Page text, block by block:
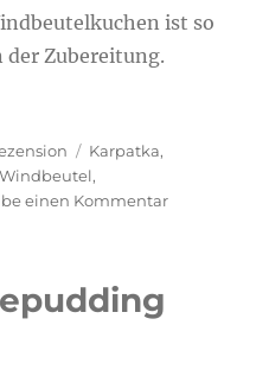
ist so
der Zubereitung.
Schlagwörter
Karpatka,
Windbeutel,
einen Kommentarzu